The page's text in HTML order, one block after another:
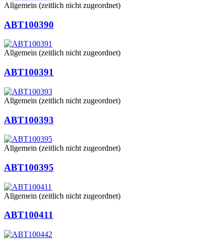
Allgemein (zeitlich nicht zugeordnet)
ABT100390
Allgemein (zeitlich nicht zugeordnet)
ABT100391
Allgemein (zeitlich nicht zugeordnet)
ABT100393
Allgemein (zeitlich nicht zugeordnet)
ABT100395
Allgemein (zeitlich nicht zugeordnet)
ABT100411